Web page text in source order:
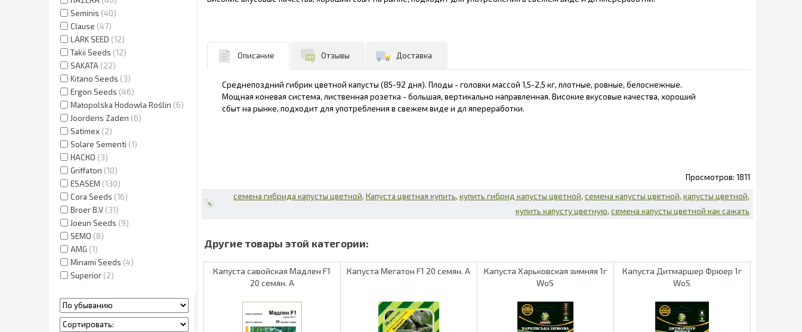
Seminis 40
Clause 47
LARK SEED 12
Takii Seeds 12
SAKATA 22
Kitano Seeds
3
Ergon Seeds 46
Małopolska Hodowla Roślin
6
Joordens Zaden
6
Satimex 2
Solare Sementi 1
НАСКО
3
Griffaton 10
ESASEM 130
Cora Seeds 16
Broer B.V 31
Joeun Seeds
9
SEMO
8
AMG 1
Minami Seeds 4
Superior 2
Описание Отзывы Доставка
Среднепоздний гибрик цветной капусты (85-92 дня). Плоды - головки массой 1,5-2,5 кг, плотные, ровные, белоснежные.
Мощная коневая система, лиственная розетка - большая, вертикально направленная. Високие вкусовые качества, хороший
сбыт на рынке, подходит для употребления в свежем виде и дл япереработки.
1811
семена гибрида капусты цветной Капуста цветная купить купить гибрид капусты цветной семена капусты цветной капусты цветной
купить капусту цветную семена капусты цветной как сажать
Капуста савойская Мадлен F1
20 семян. А
Капуста Мегатон F1 20 семян. А
Капуста Харьковская зимняя 1г
WoS
Капуста Дитмаршер Фрюер 1г
WoS